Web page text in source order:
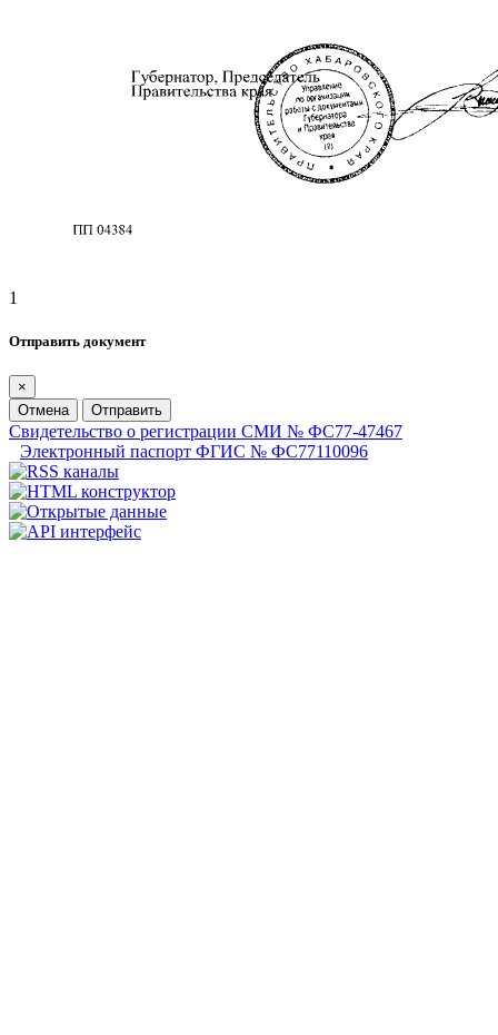
1
Отправить документ
×
Отмена
Отправить
Свидетельство о регистрации СМИ № ФС77-47467
Электронный паспорт ФГИС № ФС77110096